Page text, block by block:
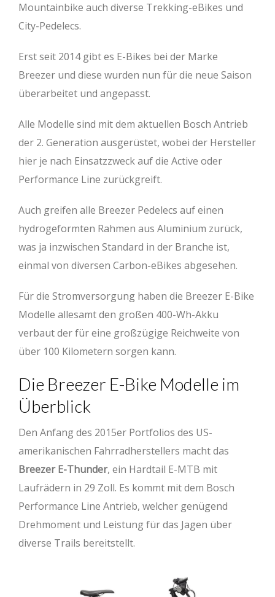
Mountainbike auch diverse Trekking-eBikes und
City-Pedelecs.
Erst seit 2014 gibt es E-Bikes bei der Marke
Breezer und diese wurden nun für die neue Saison
überarbeitet und angepasst.
Alle Modelle sind mit dem aktuellen Bosch Antrieb
der 2. Generation ausgerüstet, wobei der Hersteller
hier je nach Einsatzzweck auf die Active oder
Performance Line zurückgreift.
Auch greifen alle Breezer Pedelecs auf einen
hydrogeformten Rahmen aus Aluminium zurück,
was ja inzwischen Standard in der Branche ist,
einmal von diversen Carbon-eBikes abgesehen.
Für die Stromversorgung haben die Breezer E-Bike
Modelle allesamt den großen 400-Wh-Akku
verbaut der für eine großzügige Reichweite von
über 100 Kilometern sorgen kann.
Die Breezer E-Bike Modelle im
Überblick
Den Anfang des 2015er Portfolios des US-
amerikanischen Fahrradherstellers macht das
Breezer E-Thunder, ein Hardtail E-MTB mit
Laufrädern in 29 Zoll. Es kommt mit dem Bosch
Performance Line Antrieb, welcher genügend
Drehmoment und Leistung für das Jagen über
diverse Trails bereitstellt.